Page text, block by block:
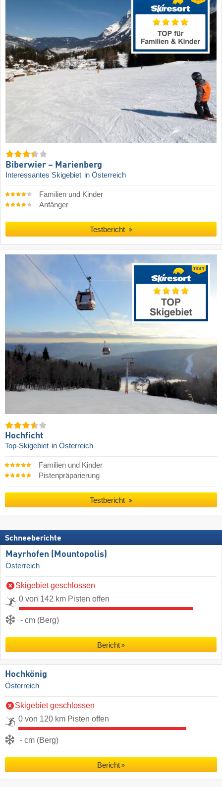
Biberwier – Marienberg
Interessantes Skigebiet in Österreich
Familien und Kinder
Anfänger
Testbericht
Hochficht
Top-Skigebiet in Österreich
Familien und Kinder
Pistenpräparierung
Testbericht
Schneeberichte
Mayrhofen (Mountopolis)
Österreich
Skigebiet geschlossen
0 von 142 km Pisten offen
- cm (Berg)
Bericht
Hochkönig
Österreich
Skigebiet geschlossen
0 von 120 km Pisten offen
- cm (Berg)
Bericht